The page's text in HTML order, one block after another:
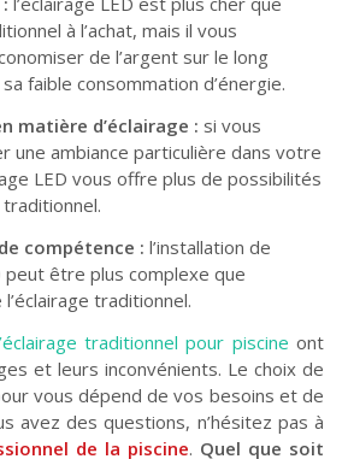
à l’achat, mais il vous
de l’argent sur le long
faible consommation d’énergie.
matière d’éclairage : si vous
une ambiance particulière dans votre
LED vous offre plus de possibilités
traditionnel.
compétence : l’installation de
peut être plus complexe que
l’éclairage traditionnel.
traditionnel pour piscine ont
et leurs inconvénients. Le choix de
vous dépend de vos besoins et de
avez des questions, n’hésitez pas à
de la piscine. Quel que soit